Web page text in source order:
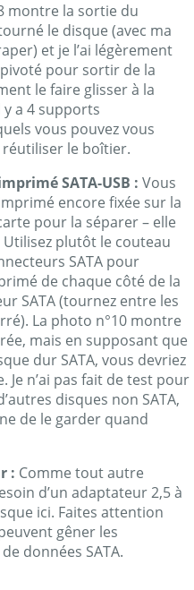
montre la sortie du
le disque (avec ma
et je l’ai légèrement
pour sortir de la
le faire glisser à la
a 4 supports
vous pouvez vous
réutiliser le boîtier.
SATA-USB : Vous
encore fixée sur la
pour la séparer – elle
plutôt le couteau
SATA pour
de chaque côté de la
SATA (tournez entre les
La photo n°10 montre
mais en supposant que
dur SATA, vous devriez
n’ai pas fait de test pour
disques non SATA,
de le garder quand
: Comme tout autre
d’un adaptateur 2,5 à
ici. Faites attention
gêner les
données SATA.